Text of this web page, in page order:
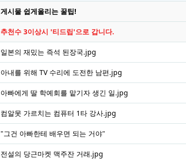
게시물 쉽게올리는 꿀팁!
추천수 3이상시 '티드립'으로 갑니다.
일본의 재밌는 즉석 된장국.jpg
아내를 위해 TV 수리에 도전한 남편.jpg
아빠에게 딸 학예회를 맡기자 생긴 일.jpg
컴알못 가르치는 컴퓨터 1타 강사.jpg
"그건 아빠한테 배우면 되는 거야"
전설의 당근마켓 맥주잔 거래.jpg